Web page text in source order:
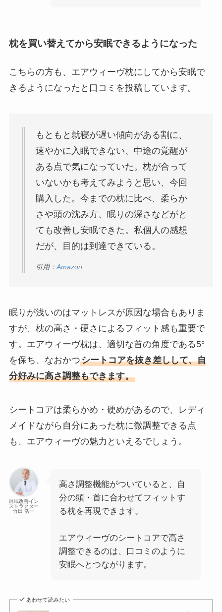
枕を買い替えてから安眠できるようになった
こちらの方も、エアウィーヴ枕にしてから安眠で
きるようになったと口コミを投稿しています。
もともと就寝が遅い傾向がある割に、
速やかに入眠できない、中途の覚醒が
ある点で気になっていた。枕が合って
いないかも考えてみようと思い、今回
購入した。今までの枕に比べ、柔らか
さや頭の沈み方、眠りの深さなどがと
ても改善し安眠できた。私個人の感想
だが、目的は到達できている。
引用：Amazon
眠りが浅いのはマットレスが原因な場合もありま
すが、枕の高さ・硬さによるフィット感も重要で
す。エアウィーヴ枕は、適切な首の角度である5°
を保ち、なおかつシートコアを抜き差しして、自
分好みに高さ調整もできます。
シートコアは柔らかめ・硬めがあるので、レディ
メイドながら自分にあった枕に微調整できる点
も、エアウィーヴの魅力といえるでしょう。
睡眠改善イン
ストラクター
竹田 浩一
高さ調整機能がついていると、自
分の頭・首に合わせてフィットす
る枕を再現できます。
エアウィーヴのシートコアで高さ
調整できるのは、口コミのように
安眠へとつながります。
あわせて読みたい